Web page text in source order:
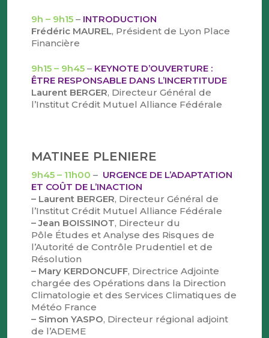
9h – 9h15 – INTRODUCTION
Frédéric MAUREL, Président de Lyon Place
Financière
9h15 – 9h45 – KEYNOTE D’OUVERTURE :
ÊTRE RESPONSABLE DANS L’INCERTITUDE
Laurent BERGER, Directeur Général de
l’Institut Crédit Mutuel Alliance Fédérale
MATINEE PLENIERE
9h45 – 11h00 – URGENCE DE L’ADAPTATION
ET COÛT DE L’INACTION
– Laurent BERGER, Directeur Général de
l’Institut Crédit Mutuel Alliance Fédérale
– Jean BOISSINOT, Directeur du
Pôle Études et Analyse des Risques de
l’Autorité de Contrôle Prudentiel et de
Résolution
– Mary KERDONCUFF, Directrice Adjointe
chargée des Opérations dans la Direction
Climatologie et des Services Climatiques de
Météo France
– Simon YASPO, Directeur régional adjoint
de l’ADEME